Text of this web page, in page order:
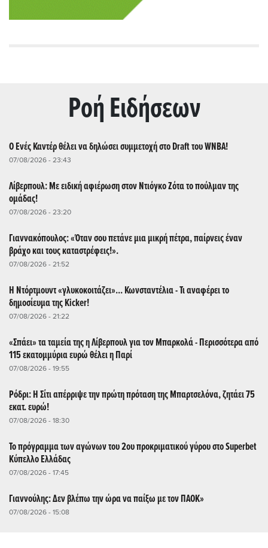
Ρoή Ειδήσεων
Ο Ενές Καντέρ θέλει να δηλώσει συμμετοχή στο Draft του WNBA!
07/08/2026 - 23:43
Λίβερπουλ: Με ειδική αφιέρωση στον Ντιόγκο Ζότα το πούλμαν της
ομάδας!
07/08/2026 - 23:20
Γιαννακόπουλος: «Όταν σου πετάνε μια μικρή πέτρα, παίρνεις έναν
βράχο και τους καταστρέφεις!».
07/08/2026 - 21:52
Η Ντόρτμουντ «γλυκοκοιτάζει»... Κωνσταντέλια - Τι αναφέρει το
δημοσίευμα της Kicker!
07/08/2026 - 21:22
«Σπάει» τα ταμεία της η Λίβερπουλ για τον Μπαρκολά - Περισσότερα από
115 εκατομμύρια ευρώ θέλει η Παρί
07/08/2026 - 19:55
Ρόδρι: Η Σίτι απέρριψε την πρώτη πρόταση της Μπαρτσελόνα, ζητάει 75
εκατ. ευρώ!
07/08/2026 - 18:30
Το πρόγραμμα των αγώνων του 2ου προκριματικού γύρου στο Superbet
Κύπελλο Ελλάδας
07/08/2026 - 17:45
Γιαννούλης: Δεν βλέπω την ώρα να παίξω με τον ΠΑΟΚ»
07/08/2026 - 15:08